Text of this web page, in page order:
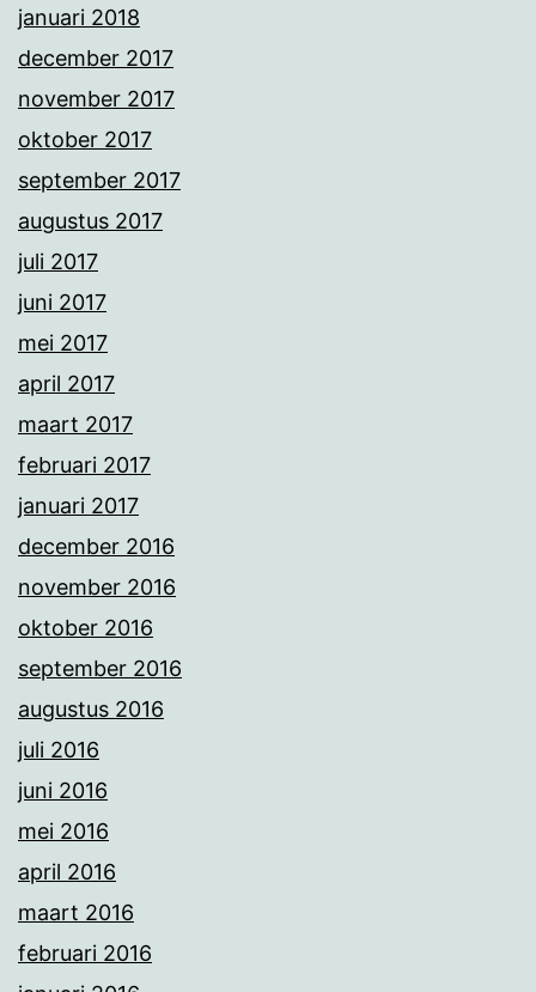
januari 2018
december 2017
november 2017
oktober 2017
september 2017
augustus 2017
juli 2017
juni 2017
mei 2017
april 2017
maart 2017
februari 2017
januari 2017
december 2016
november 2016
oktober 2016
september 2016
augustus 2016
juli 2016
juni 2016
mei 2016
april 2016
maart 2016
februari 2016